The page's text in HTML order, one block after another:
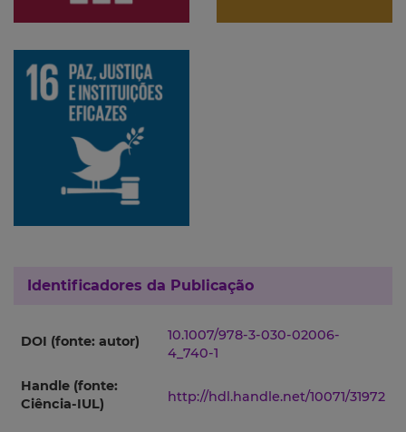
Identificadores da Publicação
DOI (fonte: autor)
10.1007/978-3-030-02006-
4_740-1
Handle (fonte:
Ciência-IUL)
http://hdl.handle.net/10071/31972